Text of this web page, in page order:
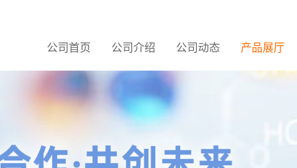
公司首页 公司介绍 公司动态 产品展厅